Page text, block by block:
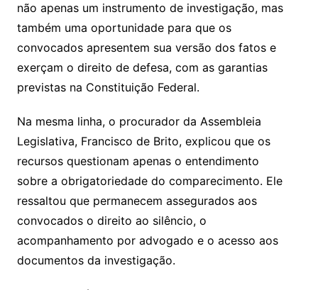
não apenas um instrumento de investigação, mas
também uma oportunidade para que os
convocados apresentem sua versão dos fatos e
exerçam o direito de defesa, com as garantias
previstas na Constituição Federal.
Na mesma linha, o procurador da Assembleia
Legislativa, Francisco de Brito, explicou que os
recursos questionam apenas o entendimento
sobre a obrigatoriedade do comparecimento. Ele
ressaltou que permanecem assegurados aos
convocados o direito ao silêncio, o
acompanhamento por advogado e o acesso aos
documentos da investigação.